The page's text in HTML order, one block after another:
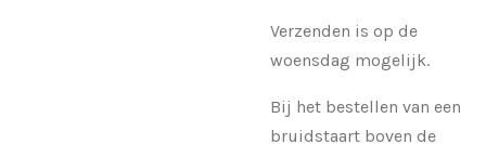
Verzenden is op de
woensdag mogelijk.
Bij het bestellen van een
bruidstaart boven de